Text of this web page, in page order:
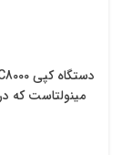
مینولتاست که